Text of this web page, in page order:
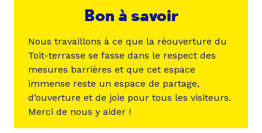
Bon à savoir
Nous travaillons à ce que la réouverture du
Toit-terrasse se fasse dans le respect des
mesures barrières et que cet espace
immense reste un espace de partage,
d’ouverture et de joie pour tous les visiteurs.
Merci de nous y aider !